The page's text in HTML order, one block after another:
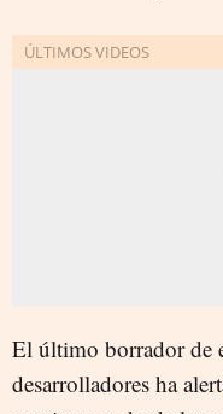
El último borrador de
desarrolladores ha